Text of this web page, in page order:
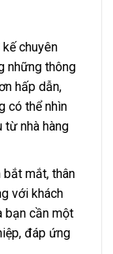
chuyên
những thông
hấp dẫn,
có thể nhìn
từ nhà hàng
mắt, thân
với khách
bạn cần một
đáp ứng